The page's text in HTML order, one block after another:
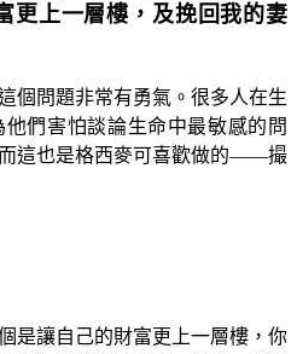
更上一層樓，及挽回我的妻
個問題非常有勇氣。很多人在生
們害怕談論生命中最敏感的問
這也是格西麥可喜歡做的——撮
是讓自己的財富更上一層樓，你